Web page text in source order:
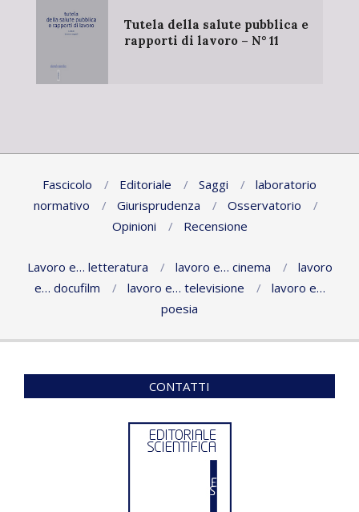
Tutela della salute pubblica e
rapporti di lavoro – N° 11
Fascicolo Editoriale Saggi
laboratorio
normativo
Giurisprudenza
Osservatorio
Opinioni
Recensione
Lavoro e… letteratura lavoro e… cinema
lavoro
e… docufilm
lavoro e… televisione
lavoro e…
poesia
CONTATTI